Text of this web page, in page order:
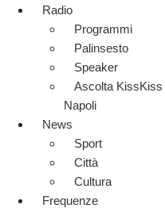
Radio
Programmi
Palinsesto
Speaker
Ascolta KissKiss
Napoli
News
Sport
Città
Cultura
Frequenze